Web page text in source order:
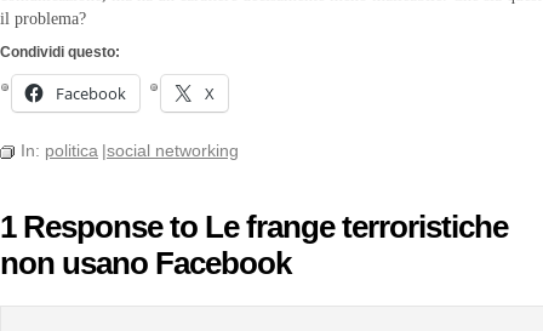
il problema?
Condividi questo:
Facebook X
In: politica |social networking
1 Response to Le frange terroristiche
non usano Facebook